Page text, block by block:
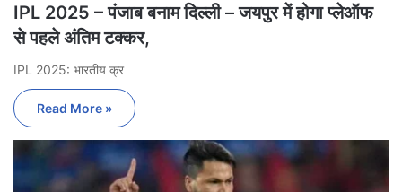
IPL 2025 – पंजाब बनाम दिल्ली – जयपुर में होगा प्लेऑफ
से पहले अंतिम टक्कर,
IPL 2025: भारतीय क्र
Read More »